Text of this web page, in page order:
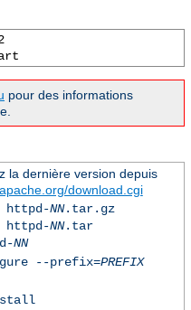
pour des informations
la dernière version depuis
download.cgi
httpd-NN.tar.gz
NN.tar
NN
--prefix=PREFIX